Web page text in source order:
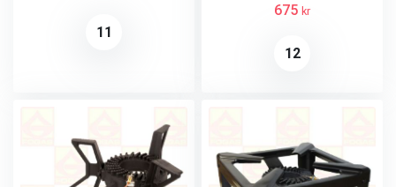
11
675 kr
12